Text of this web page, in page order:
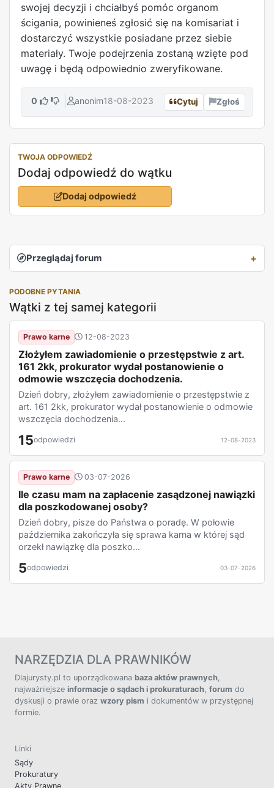
swojej decyzji i chciałbyś pomóc organom
ścigania, powinieneś zgłosić się na komisariat i
dostarczyć wszystkie posiadane przez siebie
materiały. Twoje podejrzenia zostaną wzięte pod
uwagę i będą odpowiednio zweryfikowane.
0 anonim18-08-2023 Cytuj Zgłoś
TWOJA ODPOWIEDŹ
Dodaj odpowiedź do wątku
Dodaj odpowiedź
Przeglądaj forum
PODOBNE PYTANIA
Wątki z tej samej kategorii
Prawo karne 12-08-2023
Złożyłem zawiadomienie o przestępstwie z art.
161 2kk, prokurator wydał postanowienie o
odmowie wszczęcia dochodzenia.
Dzień dobry, złożyłem zawiadomienie o przestępstwie z
art. 161 2kk, prokurator wydał postanowienie o odmowie
wszczęcia dochodzenia...
15odpowiedzi 12-08-2023
Prawo karne 03-07-2026
Ile czasu mam na zapłacenie zasądzonej nawiązki
dla poszkodowanej osoby?
Dzień dobry, pisze do Państwa o poradę. W połowie
października zakończyła się sprawa karna w której sąd
orzekł nawiązkę dla poszko...
5odpowiedzi 03-07-2026
NARZĘDZIA DLA PRAWNIKÓW
Dlajurysty.pl to uporządkowana baza aktów prawnych,
najważniejsze informacje o sądach i prokuraturach, forum do
dyskusji o prawie oraz wzory pism i dokumentów w przystępnej
formie.
Linki
Sądy
Prokuratury
Akty Prawne